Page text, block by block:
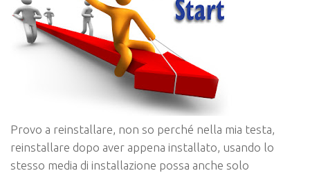
Provo a reinstallare, non so perché nella mia testa,
reinstallare dopo aver appena installato, usando lo
stesso media di installazione possa anche solo